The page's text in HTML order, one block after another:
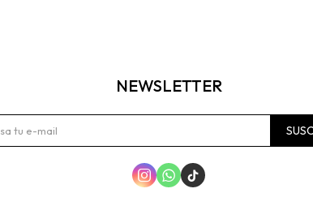
NEWSLETTER
  